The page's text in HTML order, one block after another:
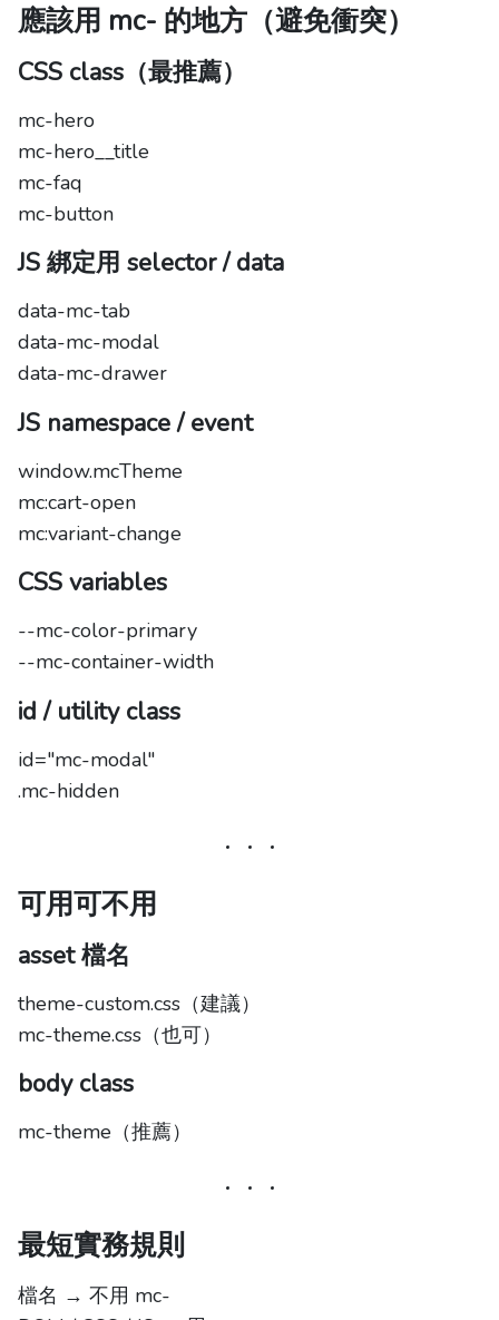
應該用 mc- 的地方（避免衝突）
CSS class（最推薦）
mc-hero
mc-hero__title
mc-faq
mc-button
JS 綁定用 selector / data
data-mc-tab
data-mc-modal
data-mc-drawer
JS namespace / event
window.mcTheme
mc:cart-open
mc:variant-change
CSS variables
--mc-color-primary
--mc-container-width
id / utility class
id="mc-modal"
.mc-hidden
可用可不用
asset 檔名
theme-custom.css（建議）
mc-theme.css（也可）
body class
mc-theme（推薦）
最短實務規則
檔名 → 不用 mc-